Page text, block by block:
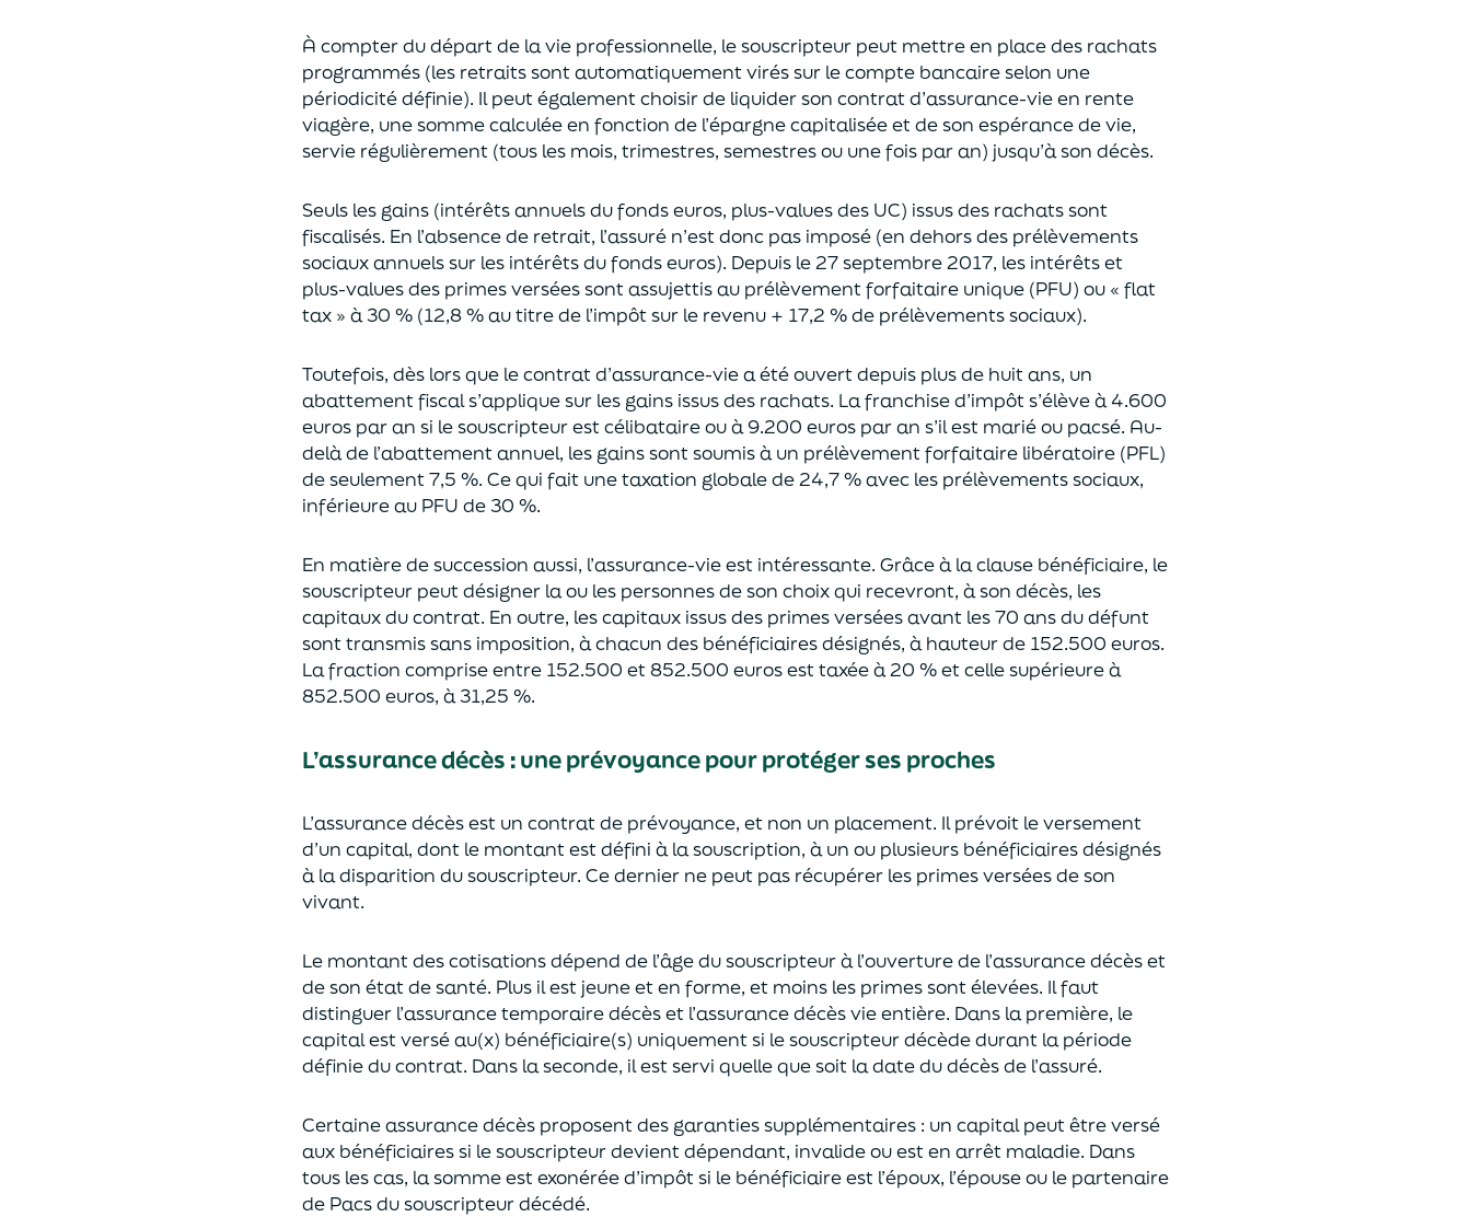
À compter du départ de la vie professionnelle, le souscripteur peut mettre en place des rachats
programmés (les retraits sont automatiquement virés sur le compte bancaireselon une
périodicité définie). Il peut également choisirde liquider son contrat d’assurance-vie en rente
viagère, une somme calculée en fonction de l’épargne capitalisée et deson espérance de vie,
servie régulièrement (tous les mois, trimestres, semestres ou une fois par an) jusqu’à son décès.
Seuls les gains (intérêts annuels du fonds euros, plus-values des UC) issus des rachats sont
fiscalisés. En l’absence de retrait, l’assuré n’est donc pas imposé (en dehors des prélèvements
sociaux annuels sur les intérêts du fonds euros). Depuis le 27 septembre 2017, les intérêts et
plus-values des primes verséessont assujettis au prélèvement forfaitaire unique (PFU) ou « flat
tax » à 30 % (12,8 % au titre de l’impôt sur le revenu + 17,2 % de prélèvements sociaux).
Toutefois, dès lors que le contrat d’assurance-vie a été ouvert depuis plus de huit ans, un
abattement fiscal s’applique sur les gains issus des rachats. La franchise d’impôts’élève à 4.600
euros par an si le souscripteurest célibataire ou à 9.200 euros par an s’il est marié ou pacsé. Au-
delàde l’abattement annuel, les gains sont soumis à un prélèvement forfaitaire libératoire (PFL)
de seulement 7,5 %. Ce qui fait une taxation globale de24,7 % avec les prélèvements sociaux,
inférieure au PFU de 30 %.
En matière de succession aussi, l’assurance-vie est intéressante. Grâce à la clause bénéficiaire, le
souscripteur peut désigner la ou les personnes de son choix qui recevront, à son décès, les
capitaux du contrat. En outre, les capitaux issus des primes versées avant les 70 ans du défunt
sont transmis sans imposition, à chacun des bénéficiaires désignés, à hauteur de 152.500 euros.
La fraction comprise entre 152.500 et 852.500 eurosest taxée à 20 % et celle supérieure à
852.500 euros, à 31,25 %.
L’assurance décès :une prévoyancepour protéger ses proches
L’assurance décès est un contrat de prévoyance, et non un placement. Il prévoit le versement
d’un capital, dont le montant est défini à la souscription, à un ou plusieurs bénéficiaires désignés
à la disparition du souscripteur. Ce dernier ne peut pas récupérer les primes versées de son
vivant.
Le montant des cotisations dépend de l’âgedu souscripteur à l’ouverture de l’assurance décès et
de son état de santé. Plus il est jeuneet en forme, et moins les primes sont élevées. Il faut
distinguer l’assurance temporaire décès et l’assurancedécèsvie entière. Dans la première, le
capital estversé au(x) bénéficiaire(s) uniquementsi le souscripteur décède durant la période
définie du contrat. Dans la seconde, il est servi quelle que soit la date du décès de l’assuré.
Certaine assurance décès proposentdes garanties supplémentaires : un capitalpeut être versé
aux bénéficiaires si le souscripteur devient dépendant, invalide ouest en arrêt maladie. Dans
tous les cas, la somme est exonérée d’impôt si le bénéficiaire est l’époux, l’épouse ou le partenaire
de Pacsdu souscripteur décédé.